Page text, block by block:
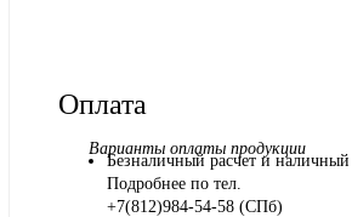
Оплата
Варианты оплаты продукции
Безналичный расчет и наличный
Подробнее по тел.
+7(812)984-54-58 (СПб)